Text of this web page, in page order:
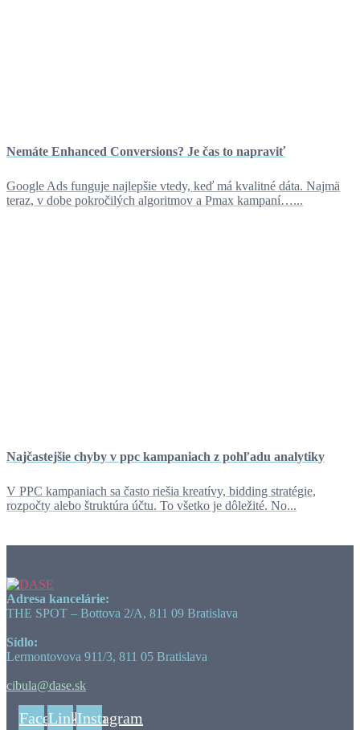
Nemáte Enhanced Conversions? Je čas to napraviť
Google Ads funguje najlepšie vtedy, keď má kvalitné dáta. Najmä
teraz, v dobe pokročilých algoritmov a Pmax kampaní…...
Najčastejšie chyby v ppc kampaniach z pohľadu analytiky
V PPC kampaniach sa často riešia kreatívy, bidding stratégie,
rozpočty alebo štruktúra účtu. To všetko je dôležité. No...
Adresa kancelárie:
THE SPOT – Bottova 2/A, 811 09 Bratislava
Sídlo:
Lermontovova 911/3, 811 05 Bratislava
cibula@dase.sk
Facebook
LinkedinInstagram